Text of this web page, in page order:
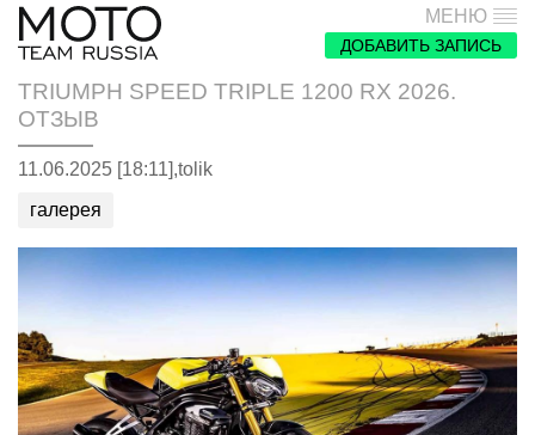
МЕНЮ
ДОБАВИТЬ ЗАПИСЬ
TRIUMPH SPEED TRIPLE 1200 RX 2026.
ОТЗЫВ
11.06.2025 [18:11],tolik
галерея